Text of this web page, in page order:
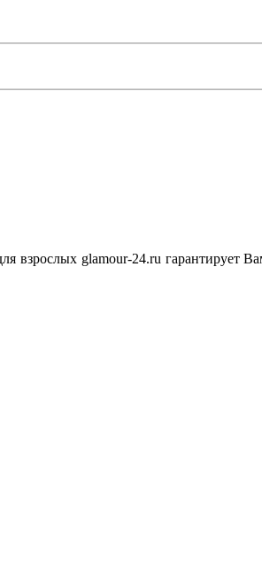
glamour-24.ru гарантирует